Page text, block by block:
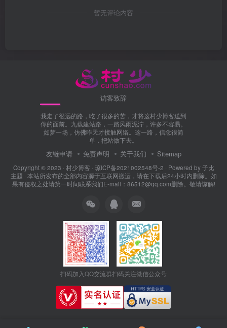
暂无评论内容
访客致辞
我走了很远的路，吃了很多的苦，才将这村少博客送到
你的面前。九载建站路，一路风雨泥泞，许多不容易。
如梦一场，仿佛昨天才接触网络。这一路，信念很简
单，把站做下去。
友链申请 免责声明 关于我们 Sitemap
Copyright © 2023 · 村少博客 · 琼ICP备2021002548号-2 · Powered by子比
主题 · 本站所发布的全部内容源于互联网搬运，请在下载后24小时内删除。如
果有侵权之处请第一时间联系我们E-mail：86512@qq.com删除。敬请谅解!
扫码加入QQ交流群扫码关注微信公众号